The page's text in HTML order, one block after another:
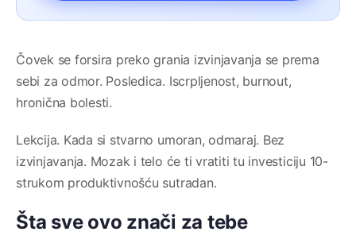
Čovek se forsira preko grania izvinjavanja se prema
sebi za odmor. Posledica. Iscrpljenost, burnout,
hronična bolesti.
Lekcija. Kada si stvarno umoran, odmaraj. Bez
izvinjavanja. Mozak i telo će ti vratiti tu investiciju 10-
strukom produktivnošću sutradan.
Šta sve ovo znači za tebe